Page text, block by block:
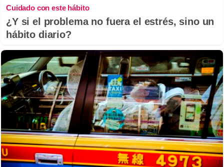
Cuidado con este hábito
¿Y si el problema no fuera el estrés, sino un
hábito diario?